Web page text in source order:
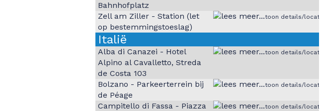
Bahnhofplatz
Zell am Ziller - Station (let
op bestemmingstoeslag)
toon details/locatie
Italië
Alba di Canazei - Hotel
Alpino al Cavalletto, Streda
de Costa 103
toon details/locatie
Bolzano - Parkeerterrein bij
de Péage
toon details/locatie
Campitello di Fassa - Piazza
toon details/locatie